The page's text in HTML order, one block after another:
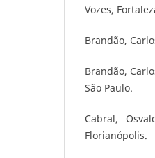
Vozes,
Brandão,
Brandão,
São Paulo.
Cabral,
Florianópolis.